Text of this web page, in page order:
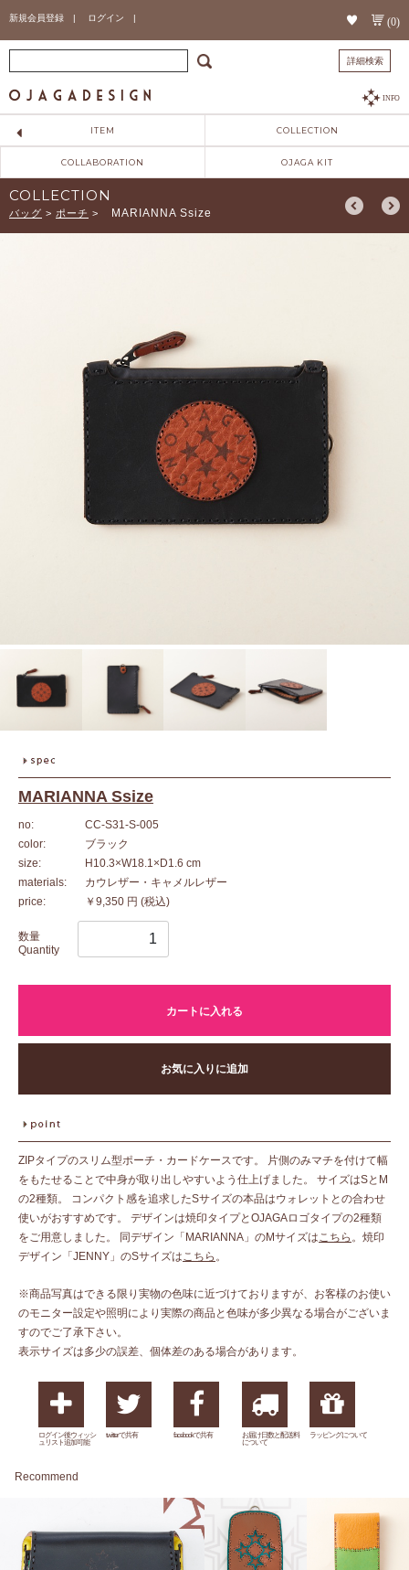
新規会員登録 | ログイン | (0)
詳細検索
INFO
ITEM COLLECTION
COLLABORATION OJAGA KIT
COLLECTION
バッグ > ポーチ > MARIANNA Ssize
MARIANNA Ssize
no:
CC-S31-S-005
color:
ブラック
size:
H10.3×W18.1×D1.6 cm
materials:
カウレザー・キャメルレザー
price:
￥9,350 円 (税込)
数量
Quantity
カートに入れる
お気に入りに追加
ZIPタイプのスリム型ポーチ・カードケースです。 片側のみマチを付けて幅
をもたせることで中身が取り出しやすいよう仕上げました。 サイズはSとM
の2種類。 コンパクト感を追求したSサイズの本品はウォレットとの合わせ
使いがおすすめです。 デザインは焼印タイプとOJAGAロゴタイプの2種類
をご用意しました。 同デザイン「MARIANNA」のMサイズはこちら 。焼印
デザイン「JENNY」のSサイズはこちら 。
※商品写真はできる限り実物の色味に近づけておりますが、お客様のお使い
のモニター設定や照明により実際の商品と色味が多少異なる場合がございま
すのでご了承下さい。
表示サイズは多少の誤差、個体差のある場合があります。
ログイン後ウィッシ
ュリスト追加可能
twitterで共有 facebookで共有
お届け日数と配送料
について
ラッピングについて
Recommend